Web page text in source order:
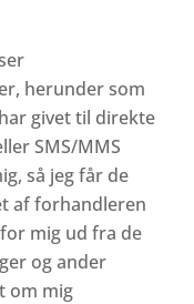
herunder som
givet til direkte
SMS/MMS
så jeg får de
af forhandleren
mig ud fra de
og ander
om mig